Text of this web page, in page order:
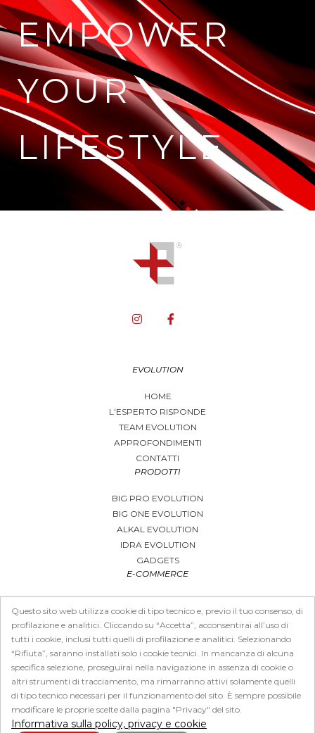
EMPOWER
YOUR
LIFESTYLE
EVOLUTION
HOME
L'ESPERTO RISPONDE
TEAM EVOLUTION
APPROFONDIMENTI
CONTATTI
PRODOTTI
BIG PRO EVOLUTION
BIG ONE EVOLUTION
ALKAL EVOLUTION
IDRA EVOLUTION
GADGETS
E-COMMERCE
CARRELLO
COME ACQUISTARE
CONDIZIONI DI VENDITA E SPEDIZIONI
PRIVACY
ALGORITMO DOSAGGIO
visual design & web development byQUASAR SNC
Questo sito web utilizza cookie di tipo tecnico e, previo il tuo consenso, di
profilazione e analitici. Cliccando su “Accetta”, acconsentirai all’uso di
tutti i cookie, inclusi tutti quelli di profilazione e analitici. Selezionando
“Rifiuta”, saranno installati solo i cookie tecnici. In mancanza di alcuna
specifica selezione, proseguirai nella navigazione in assenza di cookie o
altri strumenti di tracciamento, ma rimarranno attivi solamente quelli
di tipo tecnico necessari per il funzionamento del sito. È sempre possibile
modificare le proprie scelte dalla pagina "Privacy" del sito.
Informativa sulla policy, privacy e cookie